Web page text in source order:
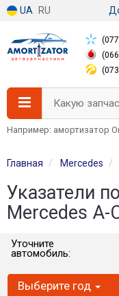
UA RU
Какую
Например: амортизатор
Главная Mercedes
Указатели
Mercedes A-
Уточните
автомобиль:
Выберите год